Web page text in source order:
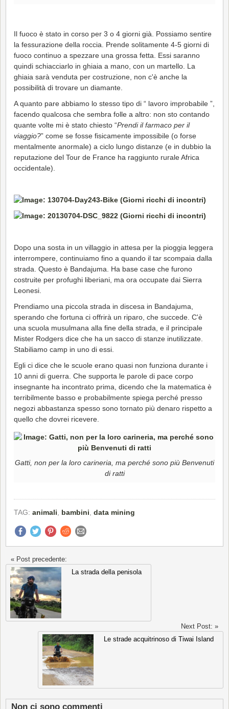
Il fuoco è stato in corso per 3 o 4 giorni già. Possiamo sentire
la fessurazione della roccia. Prende solitamente 4-5 giorni di
fuoco continuo a spezzare una grossa fetta. Essi saranno
quindi schiacciarlo in ghiaia a mano, con un martello. La
ghiaia sarà venduta per costruzione, non c'è anche la
possibilità di trovare un diamante.
A quanto pare abbiamo lo stesso tipo di “ lavoro improbabile ”,
facendo qualcosa che sembra folle a altro: non sto contando
quante volte mi è stato chiesto “Prendi il farmaco per il
viaggio?” come se fosse fisicamente impossibile (o forse
mentalmente anormale) a ciclo lungo distanze (e in dubbio la
reputazione del Tour de France ha raggiunto rurale Africa
occidentale).
Dopo una sosta in un villaggio in attesa per la pioggia leggera
interrompere, continuiamo fino a quando il tar scompaia dalla
strada. Questo è Bandajuma. Ha base case che furono
costruite per profughi liberiani, ma ora occupate dai Sierra
Leonesi.
Prendiamo una piccola strada in discesa in Bandajuma,
sperando che fortuna ci offrirà un riparo, che succede. C'è
una scuola musulmana alla fine della strada, e il principale
Mister Rodgers dice che ha un sacco di stanze inutilizzate.
Stabiliamo camp in uno di essi.
Egli ci dice che le scuole erano quasi non funziona durante i
10 anni di guerra. Che supporta le parole di pace corpo
insegnante ha incontrato prima, dicendo che la matematica è
terribilmente basso e probabilmente spiega perché presso
negozi abbastanza spesso sono tornato più denaro rispetto a
quello che dovrei ricevere.
Gatti, non per la loro carineria, ma perché sono più Benvenuti
di ratti
TAG: animali bambini data mining
« Post precedente:
La strada della penisola
Next Post: »
Le strade acquitrinoso di Tiwai Island
Non ci sono commenti